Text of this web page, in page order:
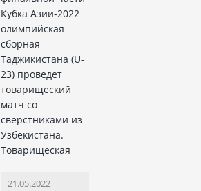
Кубка Азии-2022
олимпийская
сборная
Таджикистана (U-
23) проведет
товарищеский
матч со
сверстниками из
Узбекистана.
Товарищеская
21.05.2022